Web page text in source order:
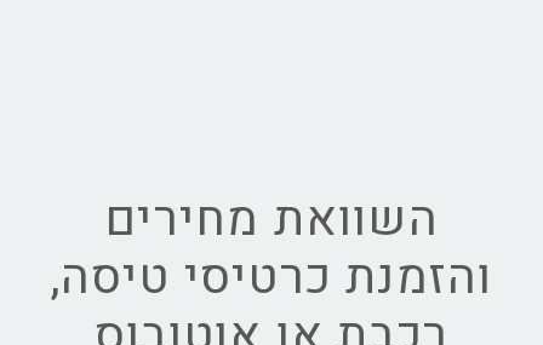
השוואת מחירים
והזמנת כרטיסי טיסה,